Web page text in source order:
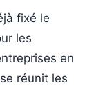
fixé le
les
en
réunit les